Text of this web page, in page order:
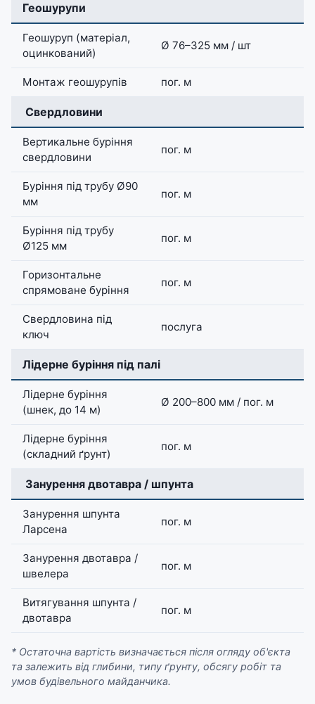
Геошурупи
Геошуруп (матеріал,
оцинкований)
Ø 76–325 мм / шт
Монтаж геошурупів пог. м
️ Свердловини
Вертикальне буріння
свердловини
пог. м
Буріння під трубу Ø90
мм
пог. м
Буріння під трубу
Ø125 мм
пог. м
Горизонтальне
спрямоване буріння
пог. м
Свердловина під
ключ
послуга
Лідерне буріння під палі
Лідерне буріння
(шнек, до 14 м)
Ø 200–800 мм / пог. м
Лідерне буріння
(складний ґрунт)
пог. м
️ Занурення двотавра / шпунта
Занурення шпунта
Ларсена
пог. м
Занурення двотавра /
швелера
пог. м
Витягування шпунта /
двотавра
пог. м
* Остаточна вартість визначається після огляду об'єкта
та залежить від глибини, типу ґрунту, обсягу робіт та
умов будівельного майданчика.